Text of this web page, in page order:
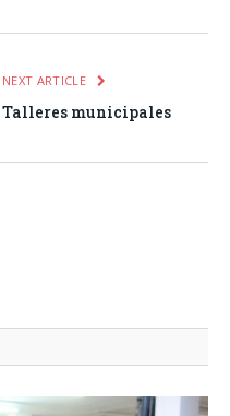
NEXT ARTICLE
Talleres municipales